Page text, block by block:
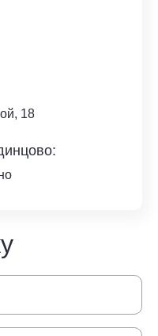
18